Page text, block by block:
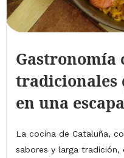
Gastronomía
tradicionales
en una
La cocina de Cataluña,
sabores y larga tradición,